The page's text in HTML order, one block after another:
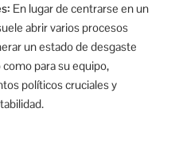
En lugar de centrarse en un
abrir varios procesos
un estado de desgaste
para su equipo,
políticos cruciales y